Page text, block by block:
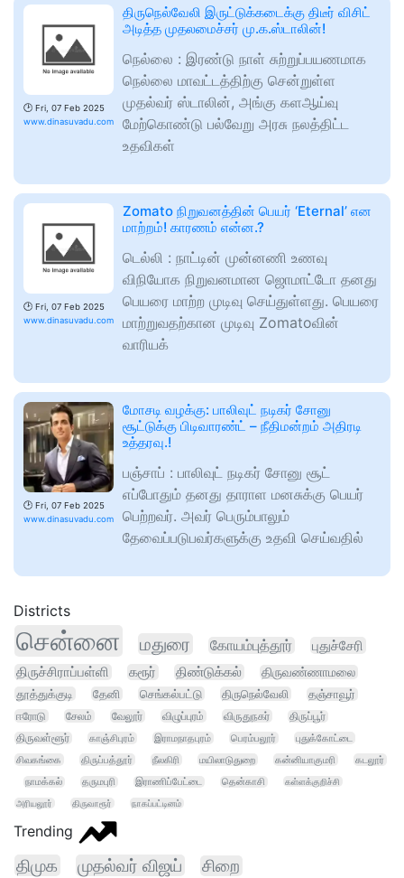
🕑 Fri, 07 Feb 2025
www.dinasuvadu.com
திருநெல்வேலி இருட்டுக்கடைக்கு திடீர் விசிட்
அடித்த முதலமைச்சர் மு.க.ஸ்டாலின்!
நெல்லை : இரண்டு நாள் சுற்றுப்பயணமாக
நெல்லை மாவட்டத்திற்கு சென்றுள்ள
முதல்வர் ஸ்டாலின், அங்கு களஆய்வு
மேற்கொண்டு பல்வேறு அரசு நலத்திட்ட
உதவிகள்
🕑 Fri, 07 Feb 2025
www.dinasuvadu.com
Zomato நிறுவனத்தின் பெயர் ‘Eternal’ என
மாற்றம்! காரணம் என்ன.?
டெல்லி : நாட்டின் முன்னணி உணவு
விநியோக நிறுவனமான ஜொமாட்டோ தனது
பெயரை மாற்ற முடிவு செய்துள்ளது. பெயரை
மாற்றுவதற்கான முடிவு Zomatoவின்
வாரியக்
🕑 Fri, 07 Feb 2025
www.dinasuvadu.com
மோசடி வழக்கு: பாலிவுட் நடிகர் சோனு
சூட்டுக்கு பிடிவாரண்ட் – நீதிமன்றம் அதிரடி
உத்தரவு.!
பஞ்சாப் : பாலிவுட் நடிகர் சோனு சூட்
எப்போதும் தனது தாராள மனசுக்கு பெயர்
பெற்றவர். அவர் பெரும்பாலும்
தேவைப்படுபவர்களுக்கு உதவி செய்வதில்
Districts
சென்னை மதுரை கோயம்புத்தூர் புதுச்சேரி
திருச்சிராப்பள்ளி கரூர் திண்டுக்கல்
திருவண்ணாமலை
தூத்துக்குடி
தேனி செங்கல்பட்டு திருநெல்வேலி
தஞ்சாவூர்
ஈரோடு
சேலம் வேலூர் விழுப்புரம் விருதுநகர்
திருப்பூர்
திருவள்ளூர்
காஞ்சிபுரம் இராமநாதபுரம் பெரம்பலூர்
புதுக்கோட்டை
சிவகங்கை
திருப்பத்தூர் நீலகிரி மயிலாடுதுறை கன்னியாகுமரி கடலூர்
நாமக்கல் தருமபுரி இராணிப்பேட்டை தென்காசி
கள்ளக்குறிச்சி
அரியலூர்
திருவாரூர் நாகப்பட்டினம்
Trending
திமுக முதல்வர் விஜய்
சிறை